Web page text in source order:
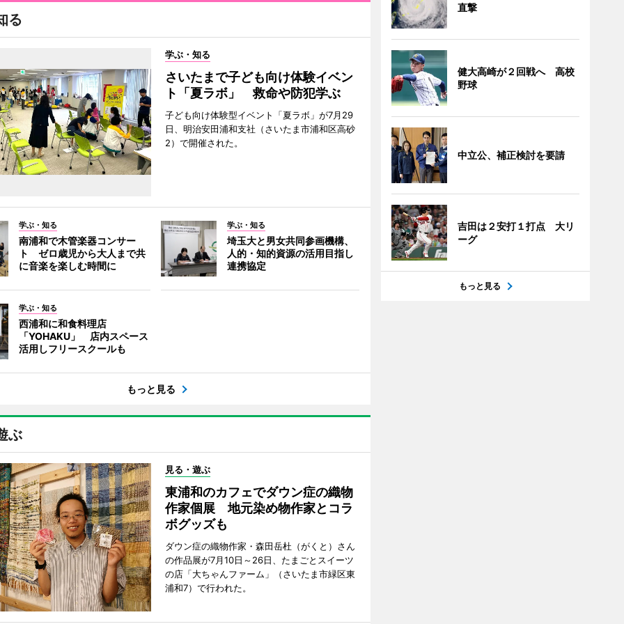
る
学ぶ・知る
さいたまで子ども向け体験イベン
ト「夏ラボ」 救命や防犯学ぶ
子ども向け体験型イベント「夏ラボ」が7月29
日、明治安田浦和支社（さいたま市浦和区高砂
2）で開催された。
学ぶ・知る
南浦和で木管楽器コンサー
ト ゼロ歳児から大人まで共
に音楽を楽しむ時間に
学ぶ・知る
埼玉大と男女共同参画機構、
人的・知的資源の活用目指し
連携協定
学ぶ・知る
西浦和に和食料理店
「YOHAKU」 店内スペース
活用しフリースクールも
もっと見る
ぶ
見る・遊ぶ
東浦和のカフェでダウン症の織物
作家個展 地元染め物作家とコラ
ボグッズも
ダウン症の織物作家・森田岳杜（がくと）さん
の作品展が7月10日～26日、たまごとスイーツ
の店「大ちゃんファーム」（さいたま市緑区東
浦和7）で行われた。
直撃
健大高崎が２回戦へ 高校
野球
中立公、補正検討を要請
吉田は２安打１打点 大リ
ーグ
もっと見る